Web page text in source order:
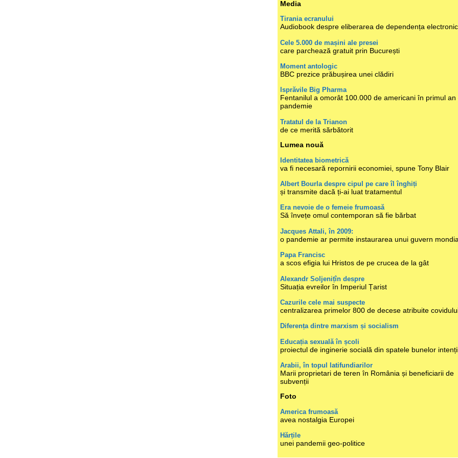
Media
Tirania ecranului
Audiobook despre eliberarea de dependența
Cele 5.000 de mașini ale presei
care parchează gratuit prin București
Moment antologic
BBC prezice prăbușirea unei clădiri
Isprăvile Big Pharma
Fentanilul a omorât 100.000 de americani în primul an
pandemie
Tratatul de la Trianon
de ce merită sărbătorit
Lumea nouă
Identitatea biometrică
va fi necesară repornirii economiei, spune Tony Blair
Albert Bourla despre cipul pe care îl înghiți
și transmite dacă ți-ai luat tratamentul
Era nevoie de o femeie frumoasă
Să învețe omul contemporan să fie bărbat
Jacques Attali, în 2009:
o pandemie ar permite instaurarea unui guvern
Papa Francisc
a scos efigia lui Hristos de pe crucea de la gât
Alexandr Soljenițîn despre
Situația evreilor în Imperiul Țarist
Cazurile cele mai suspecte
centralizarea primelor 800 de decese atribuite
Diferența dintre marxism și socialism
Educația sexuală în școli
proiectul de inginerie socială din spatele bunelor
Arabii, în topul latifundiarilor
Marii proprietari de teren în România și beneficiarii de
subvenții
Foto
America frumoasă
avea nostalgia Europei
Hărțile
unei pandemii geo-politice